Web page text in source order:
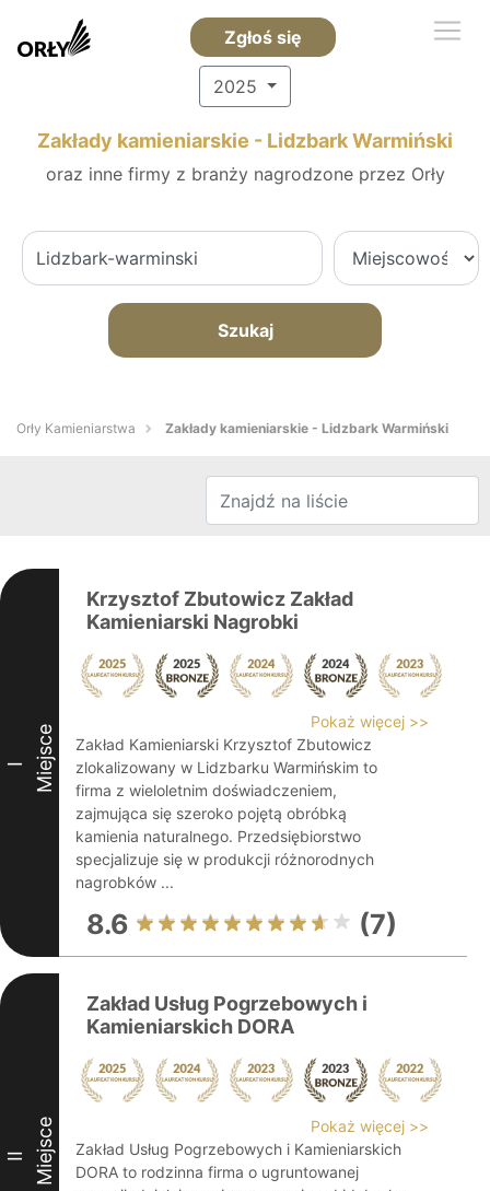
Zgłoś się
2025
Zakłady kamieniarskie - Lidzbark Warmiński
oraz inne firmy z branży nagrodzone przez Orły
Szukaj
Orły Kamieniarstwa Zakłady kamieniarskie - Lidzbark Warmiński
I Miejsce
Krzysztof Zbutowicz Zakład
Kamieniarski Nagrobki
Pokaż więcej >>
Zakład Kamieniarski Krzysztof Zbutowicz
zlokalizowany w Lidzbarku Warmińskim to
firma z wieloletnim doświadczeniem,
zajmująca się szeroko pojętą obróbką
kamienia naturalnego. Przedsiębiorstwo
specjalizuje się w produkcji różnorodnych
nagrobków ...
8.6 (7)
II Miejsce
Zakład Usług Pogrzebowych i
Kamieniarskich DORA
Pokaż więcej >>
Zakład Usług Pogrzebowych i Kamieniarskich
DORA to rodzinna firma o ugruntowanej